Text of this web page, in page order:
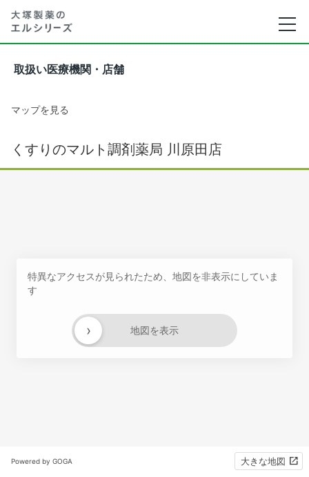
取扱い医療機関・店舗
マップを見る
くすりのマルト調剤薬局 川原田店
特異なアクセスが見られたため、地図を非表示にしていま
す
地図を表示
›
Powered by GOGA 大きな地図